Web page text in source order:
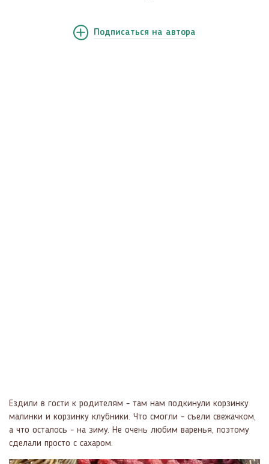
Подписаться на автора
Ездили в гости к родителям - там нам подкинули корзинку
малинки и корзинку клубники. Что смогли - съели свежачком,
а что осталось - на зиму. Не очень любим варенья, поэтому
сделали просто с сахаром.